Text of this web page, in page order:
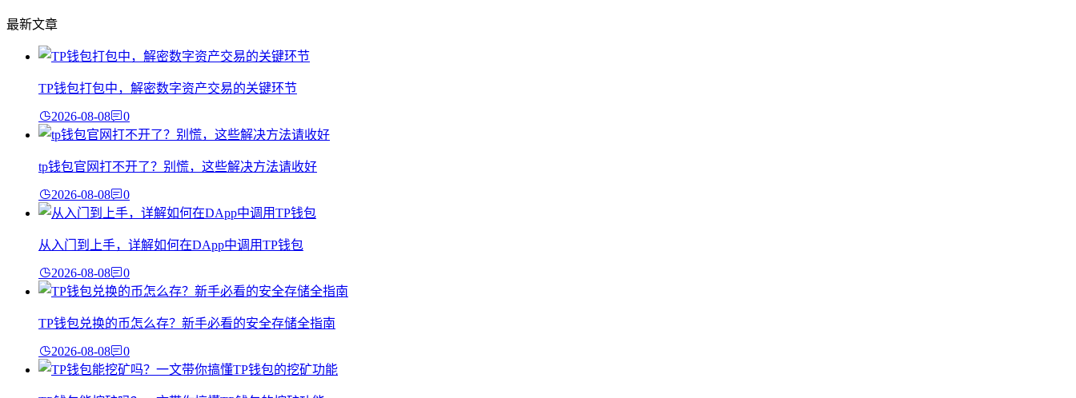
最新文章
TP钱包打包中，解密数字资产交易的关键环节
2026-08-08 0
tp钱包官网打不开了？别慌，这些解决方法请收好
2026-08-08 0
从入门到上手，详解如何在DApp中调用TP钱包
2026-08-08 0
TP钱包兑换的币怎么存？新手必看的安全存储全指南
2026-08-08 0